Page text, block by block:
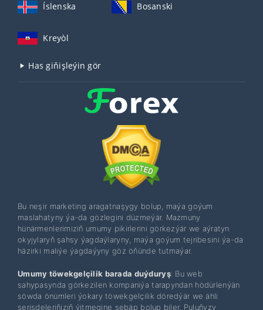
Íslenska Bosanski
Kreyòl
Has giňişleýin gör
Bu neşir marketing aragatnaşygy bolup, maýa goýum
maslahatyny ýa-da gözlegini düzmeýär. Mazmuny
hünärmenlerimiziň umumy pikirlerini görkezýär we aýratyn
okyjylaryň şahsy ýagdaýlaryny, maýa goýum tejribesini ýa-da
häzirki maliýe ýagdaýyny göz öňünde tutmaýar.
Umumy töwekgelçilik barada duýduryş: Bu web
sahypasynda görkezilen kompaniýa tarapyndan hödürlenýän
söwda önümleri ýokary töwekgelçilik döredýär we ähli
serişdeleriňiziň ýitmegine sebäp bolup biler. Puluňyzy